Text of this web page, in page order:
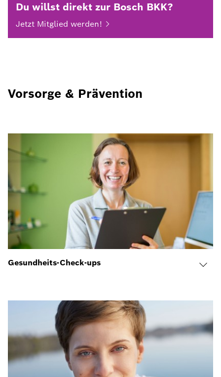
Du willst direkt zur Bosch BKK?
Jetzt Mitglied werden!
Vorsorge & Prävention
Gesundheits-Check-ups